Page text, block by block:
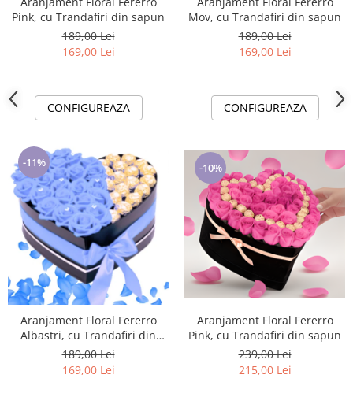
Pink, cu Trandafiri din sapun
189,00 Lei
169,00 Lei
CONFIGUREAZA
Mov, cu Trandafiri din sapun
189,00 Lei
169,00 Lei
CONFIGUREAZA
-11%
Aranjament Floral Fererro
Albastri, cu Trandafiri din
sapun
189,00 Lei
169,00 Lei
-10%
Aranjament Floral Fererro
Pink, cu Trandafiri din sapun
239,00 Lei
215,00 Lei